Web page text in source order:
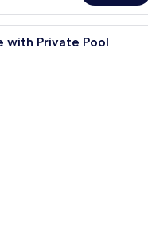
Serenity 2 Bedroom Suite
with Private Pool